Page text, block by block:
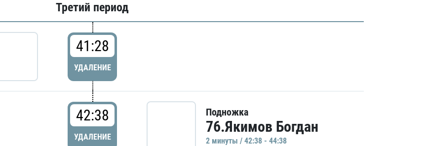
Третий период
41:28
УДАЛЕНИЕ
42:38
УДАЛЕНИЕ
Подножка
76.Якимов Богдан
2 минуты / 42:38 - 44:38